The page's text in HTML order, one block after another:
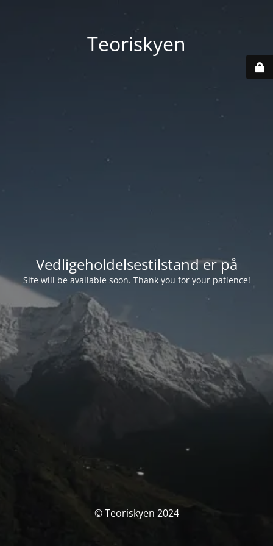
Teoriskyen
Vedligeholdelsestilstand er på
Site will be available soon. Thank you for your patience!
© Teoriskyen 2024